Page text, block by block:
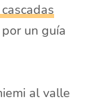
un guía
al valle